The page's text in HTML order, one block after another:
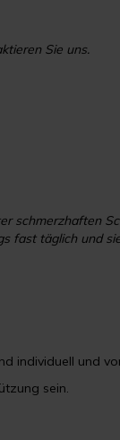
Sie uns.
schmerzhaften
fast täglich und
individuell und
sein.